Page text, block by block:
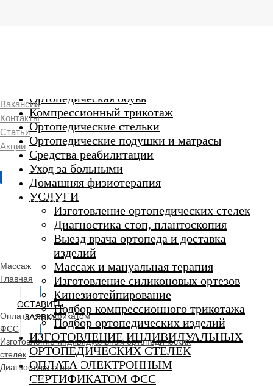
г. Люберцы
Пн-Вс 9:00 - 20:45
салон
Ортопедическая обувь
Компрессионный трикотаж
Ортопедические стельки
Ортопедические подушки и матрасы
Средства реабилитации
Уход за больными
Домашняя физиотерапия
УСЛУГИ
Изготовление ортопедических стелек
Диагностика стоп, плантоскопия
Выезд врача ортопеда и доставка
изделий
Массаж и мануальная терапия
Изготовление силиконовых ортезов
Кинезиотейпирование
Подбор компрессионного трикотажа
Подбор ортопедических изделий
ИЗГОТОВЛЕНИЕ ИНДИВИДУАЛЬНЫХ
ОРТОПЕДИЧЕСКИХ СТЕЛЕК
ОПЛАТА ЭЛЕКТРОННЫМ
СЕРТИФИКАТОМ ФСС
Вакансии
Контакты
Статьи
Акции
Массаж
Главная
ОСТАВИТЬ
ЗАЯВКУ
Оплата сертификатом
ФСС
Изготовление индивидуальных ортопедических
стелек
Диагностика стоп
Ортопедический